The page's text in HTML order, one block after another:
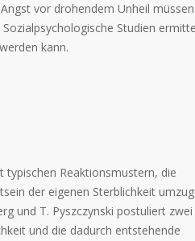
vor drohendem Unheil
Studien
kann.
typischen Reaktionsmustern, die
der eigenen Sterblichkeit
und T. Pyszczynski postuliert zwei
und die dadurch entstehende